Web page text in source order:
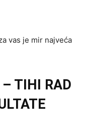
vas je mir najveća
TIHI RAD